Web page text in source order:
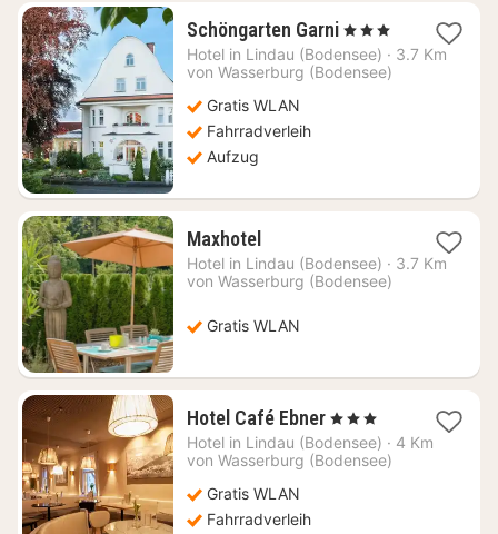
Schöngarten Garni1
Nacht
ab
, 3 Sterne
Hotel in Lindau (Bodensee) · 3.7 Km
von Wasserburg (Bodensee)
Gratis WLAN
Fahrradverleih
Aufzug
Maxhotel1
Nacht
ab
150,94
€
Hotel in Lindau (Bodensee) · 3.7 Km
von Wasserburg (Bodensee)
Gratis WLAN
Hotel Café Ebner1
Nacht
ab
, 3 Sterne
Hotel in Lindau (Bodensee) · 4 Km
von Wasserburg (Bodensee)
Gratis WLAN
Fahrradverleih